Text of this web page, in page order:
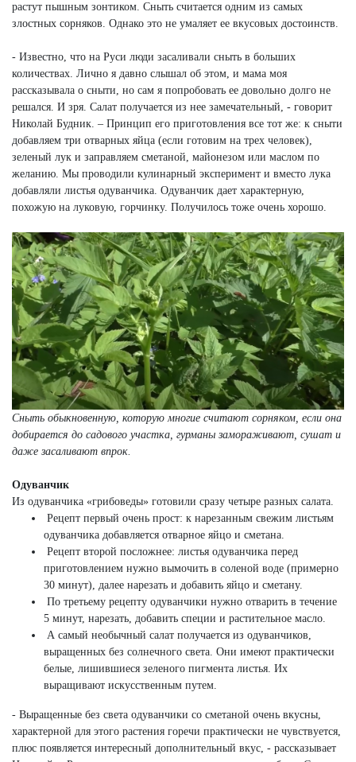
растут пышным зонтиком. Сныть считается одним из самых
злостных сорняков. Однако это не умаляет ее вкусовых достоинств.
- Известно, что на Руси люди засаливали сныть в больших
количествах. Лично я давно слышал об этом, и мама моя
рассказывала о сныти, но сам я попробовать ее довольно долго не
решался. И зря. Салат получается из нее замечательный, - говорит
Николай Будник. – Принцип его приготовления все тот же: к сныти
добавляем три отварных яйца (если готовим на трех человек),
зеленый лук и заправляем сметаной, майонезом или маслом по
желанию. Мы проводили кулинарный эксперимент и вместо лука
добавляли листья одуванчика. Одуванчик дает характерную,
похожую на луковую, горчинку. Получилось тоже очень хорошо.
Сныть обыкновенную, которую многие считают сорняком, если она
добирается до садового участка, гурманы замораживают, сушат и
даже засаливают впрок.
Одуванчик
Из одуванчика «грибоведы» готовили сразу четыре разных салата.
Рецепт первый очень прост: к нарезанным свежим листьям
одуванчика добавляется отварное яйцо и сметана.
Рецепт второй посложнее: листья одуванчика перед
приготовлением нужно вымочить в соленой воде (примерно
30 минут), далее нарезать и добавить яйцо и сметану.
По третьему рецепту одуванчики нужно отварить в течение
5 минут, нарезать, добавить специи и растительное масло.
А самый необычный салат получается из одуванчиков,
выращенных без солнечного света. Они имеют практически
белые, лишившиеся зеленого пигмента листья. Их
выращивают искусственным путем.
- Выращенные без света одуванчики со сметаной очень вкусны,
характерной для этого растения горечи практически не чувствуется,
плюс появляется интересный дополнительный вкус, - рассказывает